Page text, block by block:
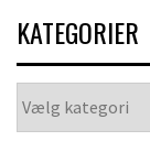
KATEGORIER